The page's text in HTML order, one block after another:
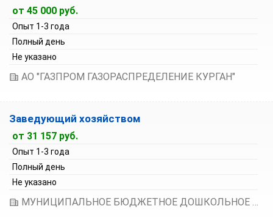
от 45 000 руб.
Опыт 1-3 года
Полный день
Не указано
АО "ГАЗПРОМ ГАЗОРАСПРЕДЕЛЕНИЕ КУРГАН"
Заведующий хозяйством
от 31 157 руб.
Опыт 1-3 года
Полный день
Не указано
МУНИЦИПАЛЬНОЕ БЮДЖЕТНОЕ ДОШКОЛЬНОЕ ОБРАЗОВАТЕЛЬНОЕ УЧРЕЖДЕНИЕ ГОРОДА КУРГАНА "ДЕТСКИЙ САД КОМБИНИРОВАННОГО ВИДА № 122 "КОРАБЛИК"